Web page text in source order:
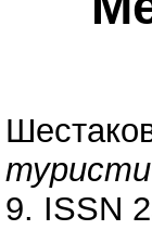
9. ISSN